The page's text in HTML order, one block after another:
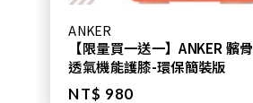
ANKER
【限量買一送一】ANKER 髕
透氣機能護膝-環保簡裝版
NT$ 980